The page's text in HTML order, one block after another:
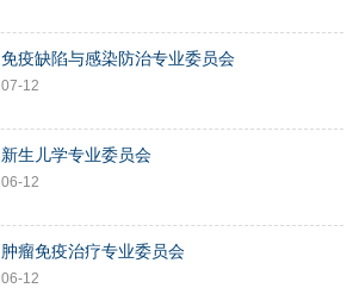
免疫缺陷与感染防治专业委员会
07-12
新生儿学专业委员会
06-12
肿瘤免疫治疗专业委员会
06-12